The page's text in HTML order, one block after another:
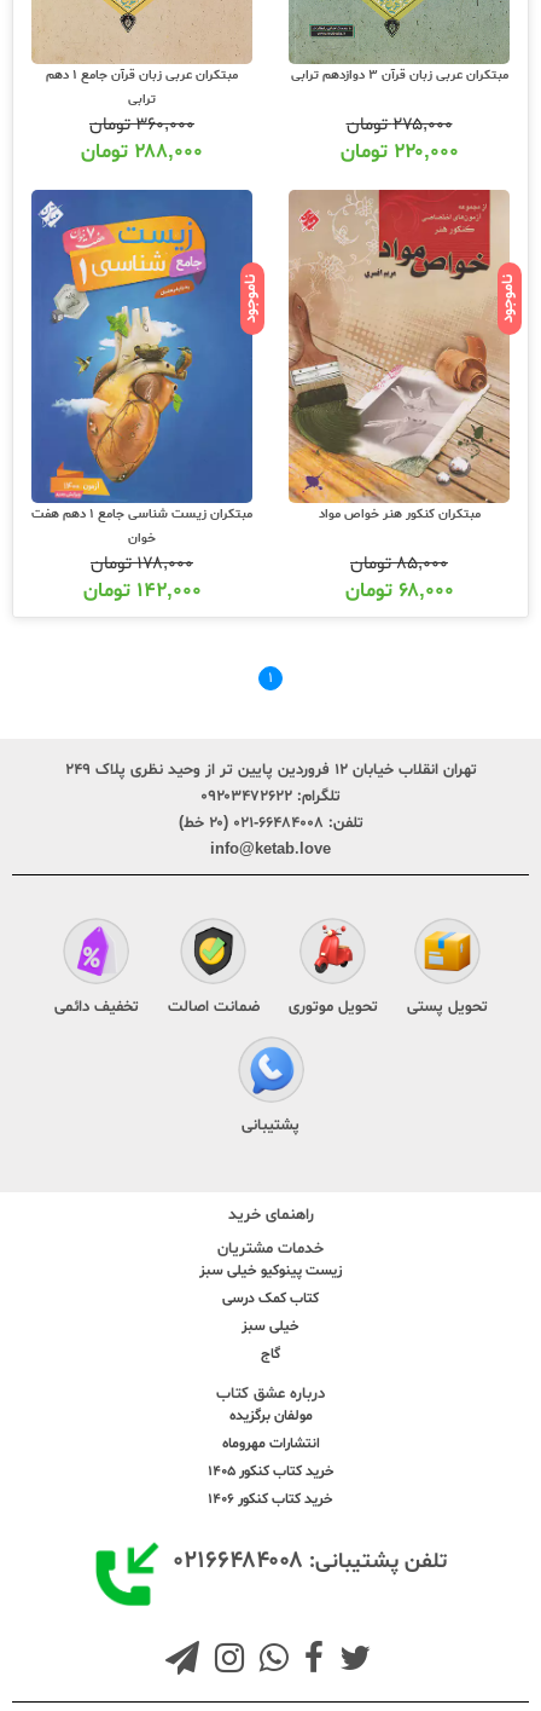
مبتکران عربی زبان قرآن 3 دوازدهم ترابی
۲۷۵,۰۰۰تومان
۲۲۰,۰۰۰ تومان
مبتکران عربی زبان قرآن جامع 1 دهم
ترابی
۳۶۰,۰۰۰تومان
۲۸۸,۰۰۰ تومان
ناموجود
مبتکران کنکور هنر خواص مواد
۸۵,۰۰۰تومان
۶۸,۰۰۰ تومان
ناموجود
مبتکران زیست شناسی جامع 1 دهم هفت
خوان
۱۷۸,۰۰۰تومان
۱۴۲,۰۰۰ تومان
۱
تهران انقلاب خیابان ۱۲ فروردین پایین تر از وحید نظری پلاک ۲۴۹
تلگرام: ۰۹۲۰۳۴۷۲۶۲۲
تلفن: ۶۶۴۸۴۰۰۸-۰۲۱ (۲۰ خط)
info@ketab.love
تحویل پستی تحویل موتوری ضمانت اصالت تخفیف دائمی
پشتیبانی
راهنمای خرید
خدمات مشتریان
زیست پینوکیو خیلی سبز
کتاب کمک درسی
خیلی سبز
گاج
درباره عشق کتاب
مولفان برگزیده
انتشارات مهروماه
خرید کتاب کنکور 1405
خرید کتاب کنکور 1406
تلفن پشتیبانی: ۰۲۱۶۶۴۸۴۰۰۸